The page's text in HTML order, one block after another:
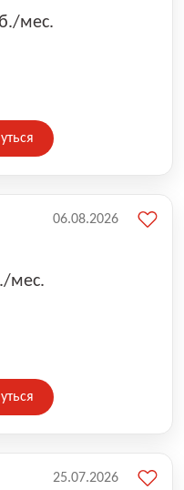
мес.
мес.
06.08.2026
25.07.2026